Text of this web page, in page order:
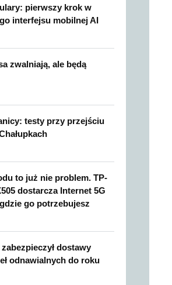
pierwszy krok w
interfejsu mobilnej AI
zwalniają, ale będą
testy przy przejściu
to już nie problem. TP-
dostarcza Internet 5G
go potrzebujesz
dostawy
odnawialnych do roku